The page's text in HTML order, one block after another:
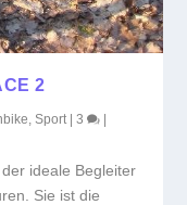
2
,Sport |3 |
ideale Begleiter
Sie ist die